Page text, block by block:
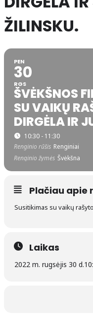
ŽILINSKU.
PEN
30
RGS
ŠVĖKŠNOS
SU VAIKŲ
DIRGĖLA IR
10:30 - 11:30
Renginio rūšis Renginiai
Renginio žymės Švėkšna
Plačiau apie
Susitikimas su vaikų
Laikas
2022 m. rugsėjis 30 d.